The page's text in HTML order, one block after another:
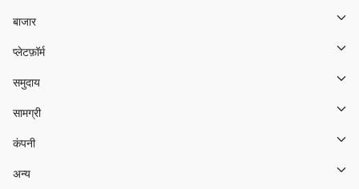
बाजार
प्लेटफ़ॉर्म
समुदाय
सामग्री
कंपनी
अन्य